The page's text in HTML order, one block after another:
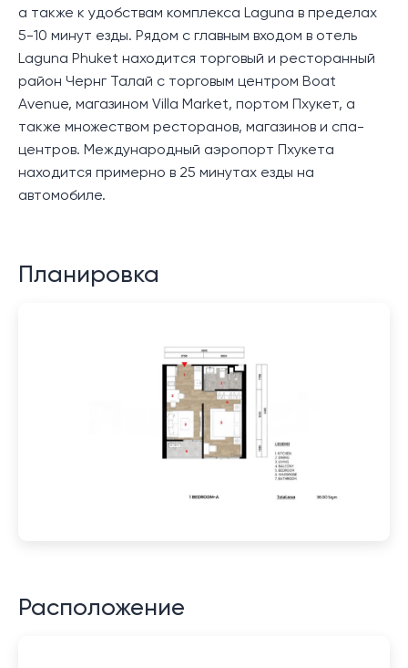
а также к удобствам комплекса Laguna в пределах
5-10 минут езды. Рядом с главным входом в отель
Laguna Phuket находится торговый и ресторанный
район Чернг Талай с торговым центром Boat
Avenue, магазином Villa Market, портом Пхукет, а
также множеством ресторанов, магазинов и спа-
центров. Международный аэропорт Пхукета
находится примерно в 25 минутах езды на
автомобиле.
Планировка
Расположение